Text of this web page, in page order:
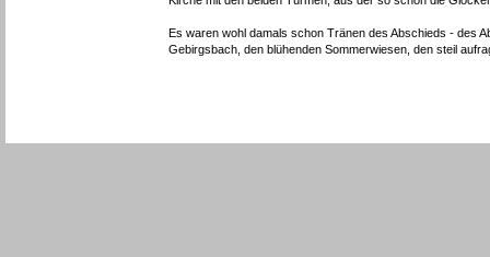
Es waren wohl damals schon Tränen des Abschieds - des
Gebirgsbach, den blühenden Sommerwiesen, den steil